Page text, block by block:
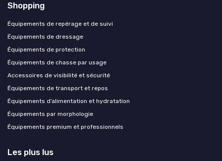
Shopping
Équipements de repérage et de suivi
Équipements de dressage
Équipements de protection
Équipements de chasse par usage
Accessoires de visibilité et sécurité
Équipements de transport et repos
Équipements d’alimentation et hydratation
Équipements par morphologie
Équipements premium et professionnels
Les plus lus